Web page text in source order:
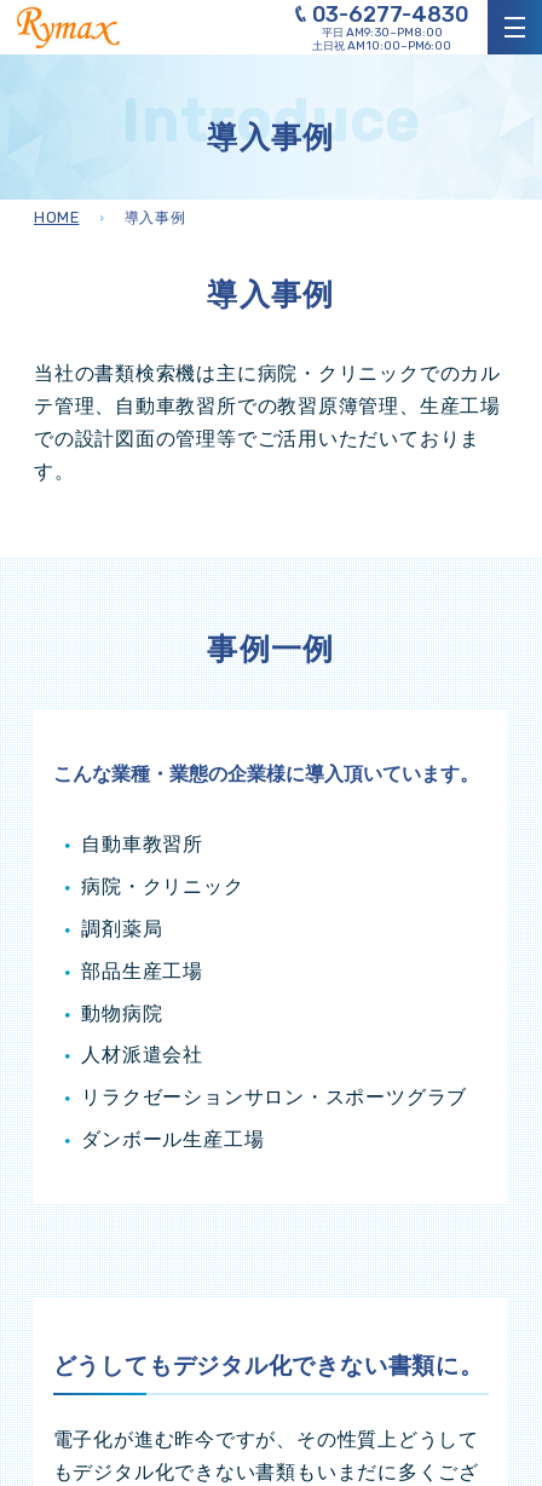
03-6277-4830
平日 AM9:30~PM8:00
土日祝AM10:00~PM6:00
導入事例
HOME 導入事例
導入事例
当社の書類検索機は主に病院・クリニックでのカル
テ管理、自動車教習所での教習原簿管理、生産工場
での設計図面の管理等でご活用いただいておりま
す。
事例一例
こんな業種・業態の企業様に導入頂いています。
自動車教習所
病院・クリニック
調剤薬局
部品生産工場
動物病院
人材派遣会社
リラクゼーションサロン・スポーツグラブ
ダンボール生産工場
どうしてもデジタル化できない書類に。
電子化が進む昨今ですが、その性質上どうして
もデジタル化できない書類もいまだに多くござ